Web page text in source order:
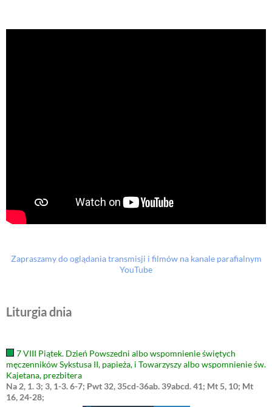
Zapraszamy do oglądania transmisji i filmów na kanale parafialnym
YouTube
Liturgia dnia
7 VIII Piątek. Dzień Powszedni albo wspomnienie świętych
męczenników Sykstusa II, papieża, i Towarzyszy albo wspomnienie św.
Kajetana, prezbitera
Na 2, 1. 3; 3, 1-3. 6-7; Pwt 32, 35cd-36ab. 39abcd. 41; Mt 5, 10; Mt
16, 24-28;